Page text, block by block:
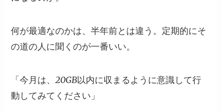
何が最適なのかは、半年前とは違う。定期的にそ
の道の人に聞くのが一番いい。
「今月は、20GB以内に収まるように意識して行
動してみてください」